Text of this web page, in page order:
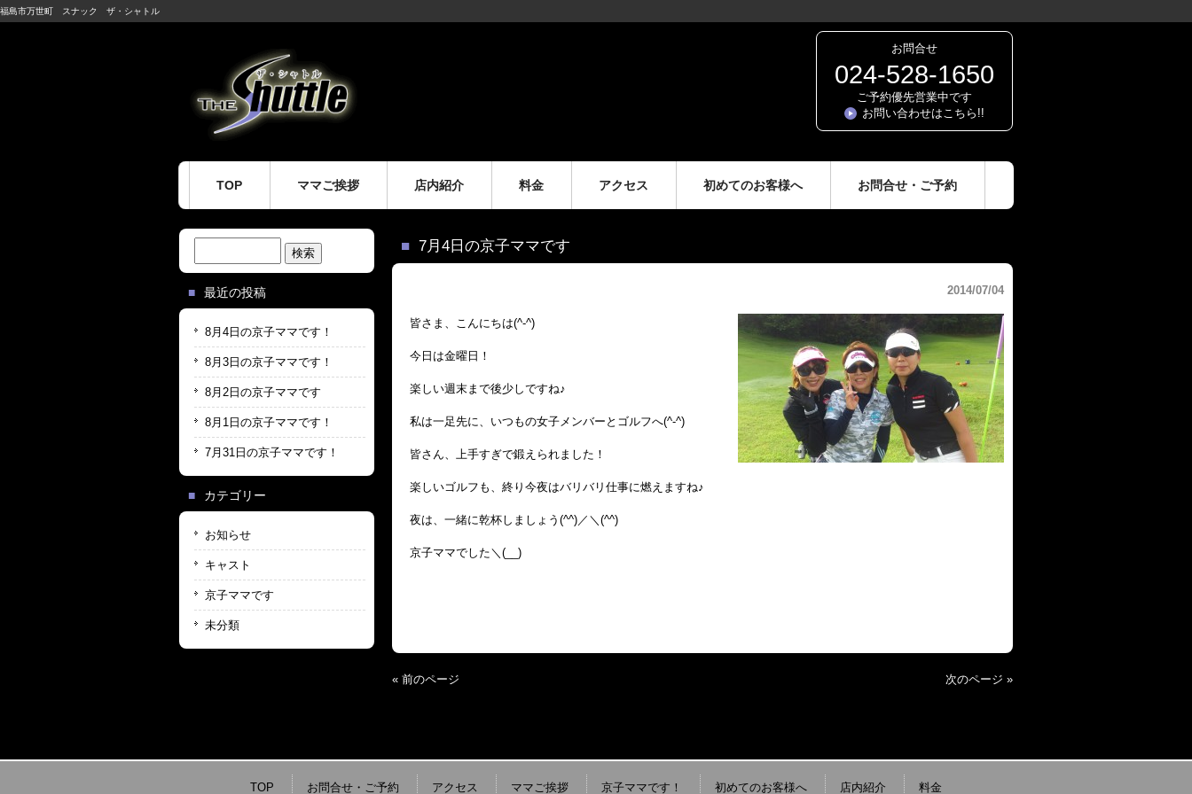
福島市万世町 スナック ザ・シャトル
お問合せ
024-528-1650
ご予約優先営業中です
お問い合わせはこちら!!
TOP ママご挨拶 店内紹介 料金 アクセス 初めてのお客様へ お問合せ・ご予約
7月4日の京子ママです
2014/07/04
皆さま、こんにちは(^-^)
今日は金曜日！
楽しい週末まで後少しですね♪
私は一足先に、いつもの女子メンバーとゴルフへ(^-^)
皆さん、上手すぎで鍛えられました！
楽しいゴルフも、終り今夜はバリバリ仕事に燃えますね♪
夜は、一緒に乾杯しましょう(^^)／＼(^^)
京子ママでした＼(__)
« 前のページ 次のページ »
索:
最近の投稿
8月4日の京子ママです！
8月3日の京子ママです！
8月2日の京子ママです
8月1日の京子ママです！
7月31日の京子ママです！
カテゴリー
お知らせ
キャスト
京子ママです
未分類
TOP お問合せ・ご予約 アクセス ママご挨拶 京子ママです！ 初めてのお客様へ 店内紹介 料金